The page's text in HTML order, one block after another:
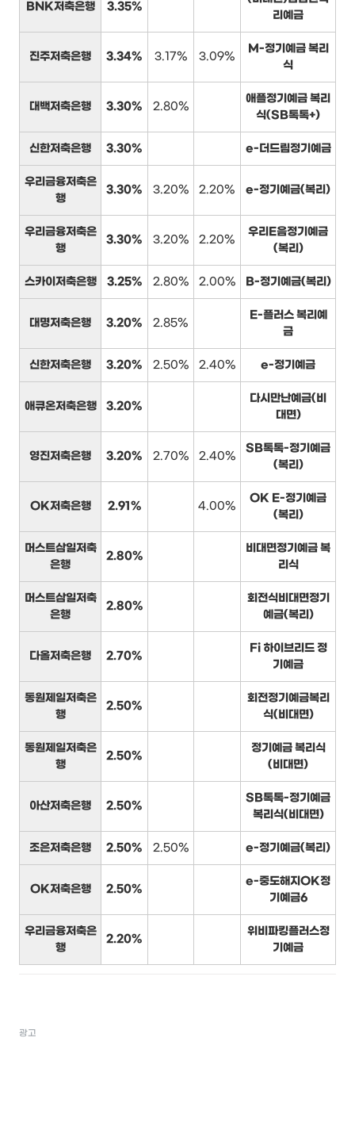
BNK저축은행 3.35%
리예금
진주저축은행 3.34% 3.17% 3.09%
M-정기예금 복리
식
대백저축은행 3.30% 2.80%
애플정기예금 복리
식(SB톡톡+)
신한저축은행 3.30% e-더드림정기예금
우리금융저축은
행
3.30% 3.20% 2.20% e-정기예금(복리)
우리금융저축은
행
3.30% 3.20% 2.20%
우리E음정기예금
(복리)
스카이저축은행 3.25% 2.80% 2.00% B-정기예금(복리)
대명저축은행 3.20% 2.85%
E-플러스 복리예
금
신한저축은행 3.20% 2.50% 2.40% e-정기예금
애큐온저축은행 3.20%
다시만난예금(비
대면)
영진저축은행 3.20% 2.70% 2.40%
SB톡톡-정기예금
(복리)
OK저축은행 2.91% 4.00%
OK E-정기예금
(복리)
머스트삼일저축
은행
2.80%
비대면정기예금 복
리식
머스트삼일저축
은행
2.80%
회전식비대면정기
예금(복리)
다올저축은행 2.70%
Fi 하이브리드 정
기예금
동원제일저축은
행
2.50%
회전정기예금복리
식(비대면)
동원제일저축은
행
2.50%
정기예금 복리식
(비대면)
아산저축은행 2.50%
SB톡톡-정기예금
복리식(비대면)
조은저축은행 2.50% 2.50% e-정기예금(복리)
OK저축은행 2.50%
e-중도해지OK정
기예금6
우리금융저축은
행
2.20%
위비파킹플러스정
기예금
광고